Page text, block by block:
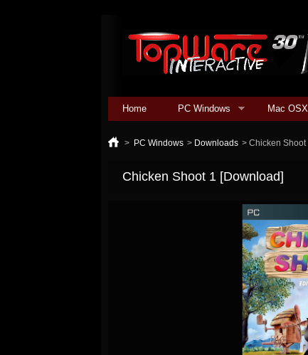
Home PC Windows Mac OSX
> PC Windows > Downloads > Chicken
Chicken Shoot 1 [Download]